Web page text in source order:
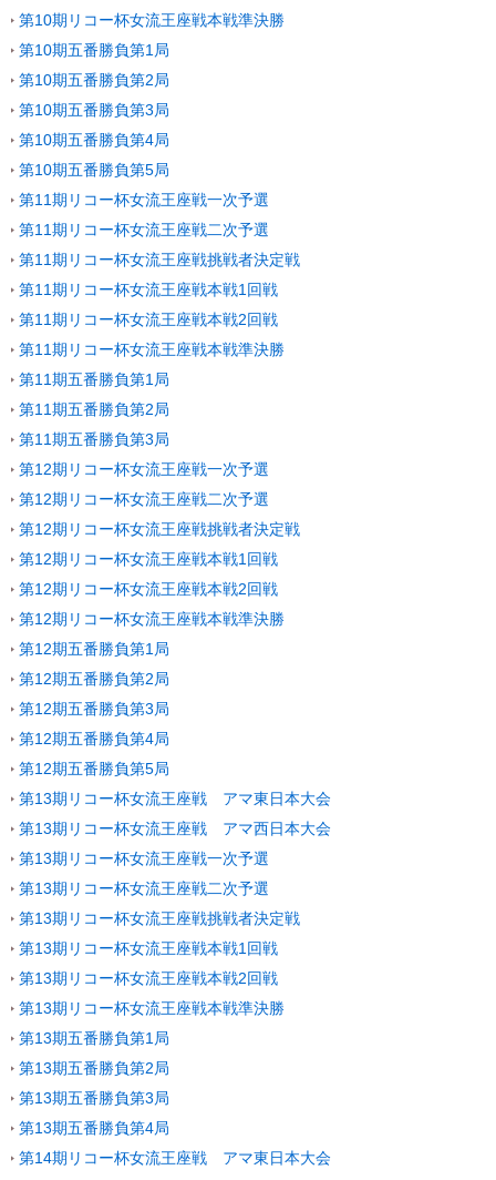
第10期リコー杯女流王座戦本戦準決勝
第10期五番勝負第1局
第10期五番勝負第2局
第10期五番勝負第3局
第10期五番勝負第4局
第10期五番勝負第5局
第11期リコー杯女流王座戦一次予選
第11期リコー杯女流王座戦二次予選
第11期リコー杯女流王座戦挑戦者決定戦
第11期リコー杯女流王座戦本戦1回戦
第11期リコー杯女流王座戦本戦2回戦
第11期リコー杯女流王座戦本戦準決勝
第11期五番勝負第1局
第11期五番勝負第2局
第11期五番勝負第3局
第12期リコー杯女流王座戦一次予選
第12期リコー杯女流王座戦二次予選
第12期リコー杯女流王座戦挑戦者決定戦
第12期リコー杯女流王座戦本戦1回戦
第12期リコー杯女流王座戦本戦2回戦
第12期リコー杯女流王座戦本戦準決勝
第12期五番勝負第1局
第12期五番勝負第2局
第12期五番勝負第3局
第12期五番勝負第4局
第12期五番勝負第5局
第13期リコー杯女流王座戦 アマ東日本大会
第13期リコー杯女流王座戦 アマ西日本大会
第13期リコー杯女流王座戦一次予選
第13期リコー杯女流王座戦二次予選
第13期リコー杯女流王座戦挑戦者決定戦
第13期リコー杯女流王座戦本戦1回戦
第13期リコー杯女流王座戦本戦2回戦
第13期リコー杯女流王座戦本戦準決勝
第13期五番勝負第1局
第13期五番勝負第2局
第13期五番勝負第3局
第13期五番勝負第4局
第14期リコー杯女流王座戦 アマ東日本大会